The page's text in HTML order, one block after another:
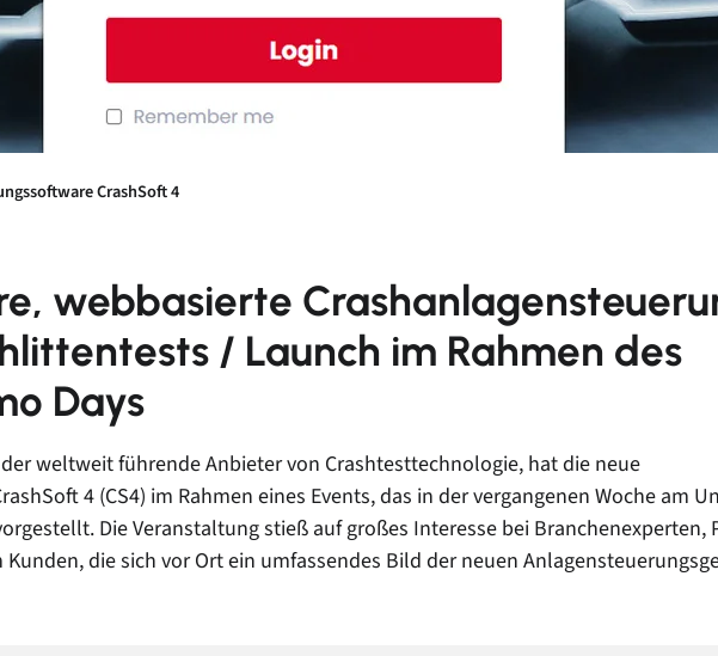
+49 8153 407 96 333 sales@messring.de
CrashSoft 4
webbasierte
/ Launch im Rahmen des
Days
der weltweit führende Anbieter von Crashtesttechnologie, hat die neue
4 (CS4) im Rahmen eines Events, das in der vergangenen Woche am
Die Veranstaltung stieß auf großes Interesse bei Branchenexperten,
die sich vor Ort ein umfassendes Bild der neuen